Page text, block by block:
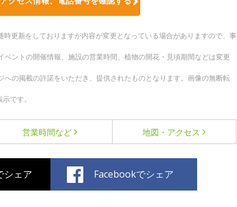
更新をしておりますが内容が変更となっている場合がありますので、事
ントの開催情報、施設の営業時間、植物の開花・見頃期間などは変更
の掲載の許諾をいただき、提供されたものとなります。画像の無断転
です。
営業時間など 地図・アクセス
シェア Facebookでシェア